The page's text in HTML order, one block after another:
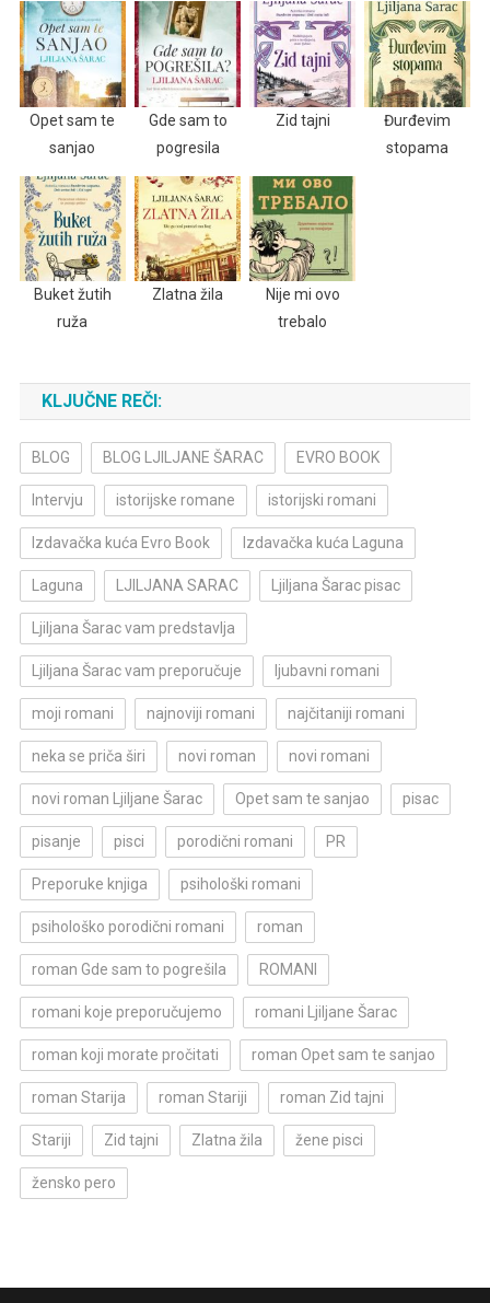
Opet sam te
sanjao
Gde sam to
pogresila
Zid tajni
Đurđevim
stopama
Buket žutih
ruža
Zlatna žila
Nije mi ovo
trebalo
KLJUČNE REČI:
BLOG BLOG LJILJANE ŠARAC EVRO BOOK
Intervju istorijske romane istorijski romani
Izdavačka kuća Evro Book Izdavačka kuća Laguna
Laguna LJILJANA SARAC Ljiljana Šarac pisac
Ljiljana Šarac vam predstavlja
Ljiljana Šarac vam preporučuje ljubavni romani
moji romani najnoviji romani najčitaniji romani
neka se priča širi novi roman novi romani
novi roman Ljiljane Šarac Opet sam te sanjao pisac
pisanje pisci porodični romani PR
Preporuke knjiga psihološki romani
psihološko porodični romani roman
roman Gde sam to pogrešila ROMANI
romani koje preporučujemo romani Ljiljane Šarac
roman koji morate pročitati roman Opet sam te sanjao
roman Starija roman Stariji roman Zid tajni
Stariji Zid tajni Zlatna žila žene pisci
žensko pero